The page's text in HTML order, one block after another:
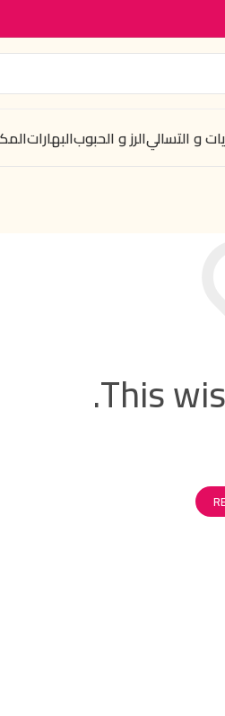
و التساليالرز و الحبوبالبهارات
This